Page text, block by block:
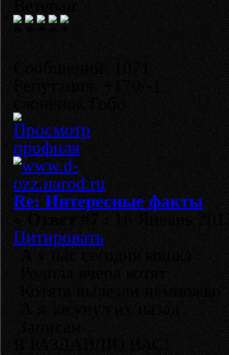
Ветеран
Сообщений: 1071
Репутация: +170/-1
слонёнок Гобо
Re: Интересные факты
«Ответ #7 :16 Январь
Цитировать
А у нас сегодня кошка
Родила вчера котят
Котята вылезли немножко
А я засунул их назад
Записан
Я РАЗДАВЛЮ ВАС!